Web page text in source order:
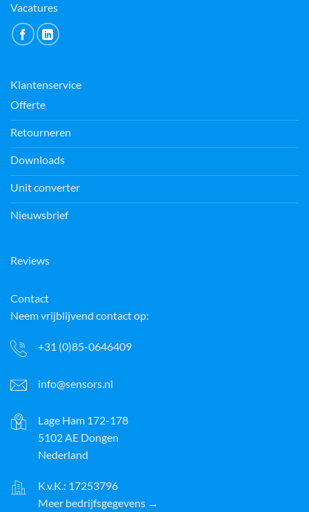
Vacatures
Klantenservice
Offerte
Retourneren
Downloads
Unit converter
Nieuwsbrief
Reviews
Contact
Neem vrijblijvend contact op:
+31 (0)85-0646409
info@sensors.nl
Lage Ham 172-178
5102 AE Dongen
Nederland
K.v.K.: 17253796
Meer bedrijfsgegevens →